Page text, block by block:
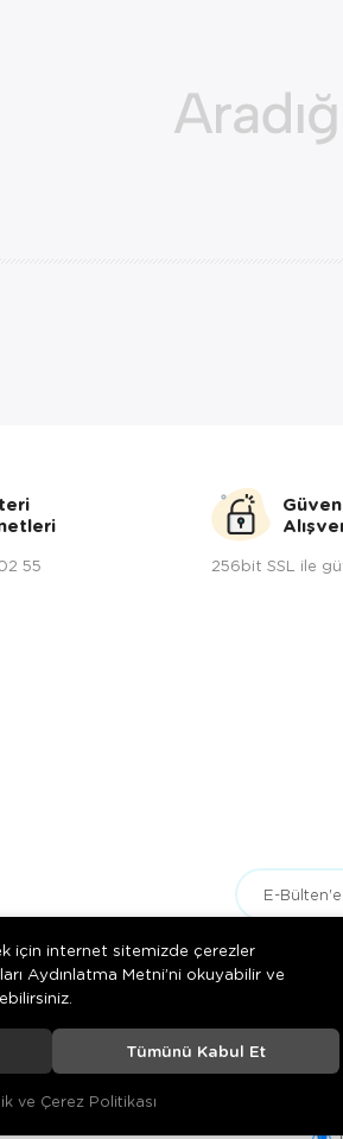
55 256bit SSL ile
için internet sitemizde çerezler
Aydınlatma Metni’ni okuyabilir ve
Tümünü Kabul Et
ve Çerez Politikası